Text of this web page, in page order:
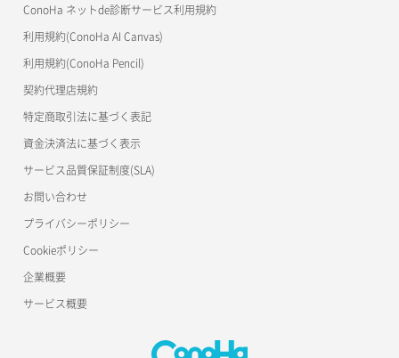
サーバー一覧取得
サーバー作成
サーバー再構築（OS再インストール）
サーバー利用状況グラフ（ディスクIO）
サーバー削除
ネットワーク詳細取得
ポート一覧取得
ポート作成（ローカルネットワーク用）
ポート作成（追加IP用）
ポート削除
ポート詳細取得
リスナー削除
リスナー更新
リスナー詳細取得
ロードバランサー一覧取得
ロードバランサー削除
ロードバランサー更新
ロードバランサー詳細取得
ロードバランサー追加
一時的Web公開
s3cmd
公開API(ConoHa VPS Ver.2.0)
ConoHa ネットde診断サービス利用規約
利用規約(ConoHa AI Canvas)
利用規約(ConoHa Pencil)
契約代理店規約
特定商取引法に基づく表記
資金決済法に基づく表示
サービス品質保証制度(SLA)
お問い合わせ
プライバシーポリシー
Cookieポリシー
企業概要
サービス概要